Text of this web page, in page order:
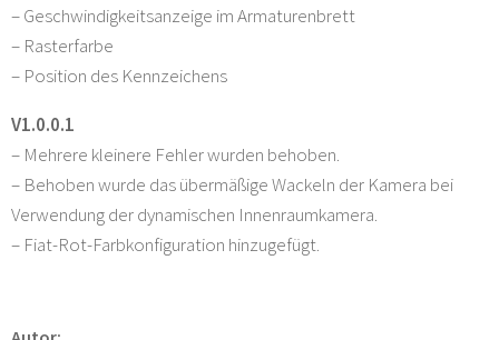
– Geschwindigkeitsanzeige im Armaturenbrett
– Rasterfarbe
– Position des Kennzeichens
V1.0.0.1
– Mehrere kleinere Fehler wurden behoben.
– Behoben wurde das übermäßige Wackeln der Kamera bei
Verwendung der dynamischen Innenraumkamera.
– Fiat-Rot-Farbkonfiguration hinzugefügt.